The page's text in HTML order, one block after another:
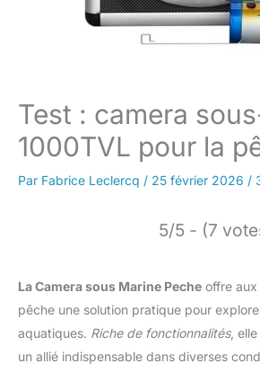
Test : camera
1000TVL pour la
Par Fabrice Leclercq / 25 février 2026 /
5/5 - (7
La Camera sous Marine Peche offre
pêche une solution pratique pour
aquatiques. Riche de fonctionnalités,
un allié indispensable dans diverses